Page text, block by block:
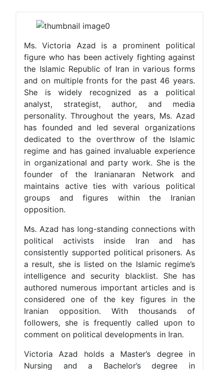
Ms. Victoria Azad is a prominent political
figure who has been actively fighting against
the Islamic Republic of Iran in various forms
and on multiple fronts for the past 46 years.
She is widely recognized as a political
analyst, strategist, author, and media
personality. Throughout the years, Ms. Azad
has founded and led several organizations
dedicated to the overthrow of the Islamic
regime and has gained invaluable experience
in organizational and party work. She is the
founder of the Iranianaran Network and
maintains active ties with various political
groups and figures within the Iranian
opposition.
Ms. Azad has long-standing connections with
political activists inside Iran and has
consistently supported political prisoners. As
a result, she is listed on the Islamic regime’s
intelligence and security blacklist. She has
authored numerous important articles and is
considered one of the key figures in the
Iranian opposition. With thousands of
followers, she is frequently called upon to
comment on political developments in Iran.
Victoria Azad holds a Master’s degree in
Nursing and a Bachelor’s degree in